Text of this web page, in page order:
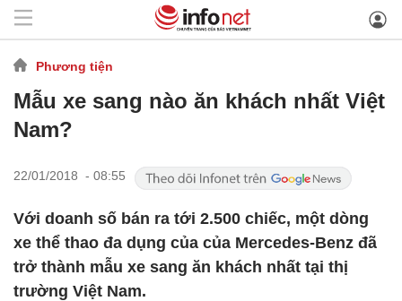
Phương tiện
Mẫu xe sang nào ăn khách nhất Việt
Nam?
22/01/2018 - 08:55
Với doanh số bán ra tới 2.500 chiếc, một dòng
xe thể thao đa dụng của của Mercedes-Benz đã
trở thành mẫu xe sang ăn khách nhất tại thị
trường Việt Nam.